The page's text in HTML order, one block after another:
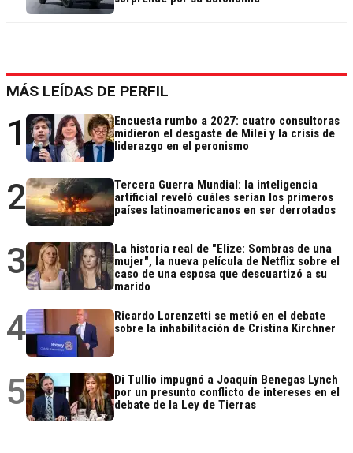
MÁS LEÍDAS DE PERFIL
1
Encuesta rumbo a 2027: cuatro consultoras
midieron el desgaste de Milei y la crisis de
liderazgo en el peronismo
2
Tercera Guerra Mundial: la inteligencia
artificial reveló cuáles serían los primeros
países latinoamericanos en ser derrotados
3
La historia real de "Elize: Sombras de una
mujer", la nueva película de Netflix sobre el
caso de una esposa que descuartizó a su
marido
4
Ricardo Lorenzetti se metió en el debate
sobre la inhabilitación de Cristina Kirchner
5
Di Tullio impugnó a Joaquín Benegas Lynch
por un presunto conflicto de intereses en el
debate de la Ley de Tierras